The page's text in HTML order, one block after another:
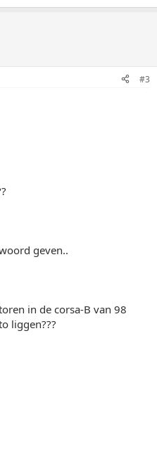
#3
geven..
in de corsa-B van 98
liggen???